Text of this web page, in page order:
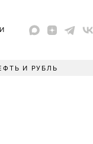
И РУБЛЬ